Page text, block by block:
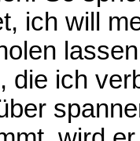
ich will
die ich